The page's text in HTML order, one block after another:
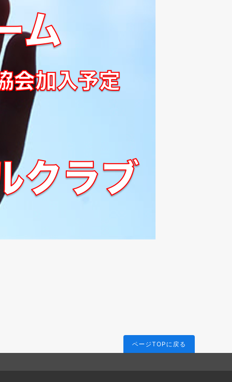
ページTOPに戻る